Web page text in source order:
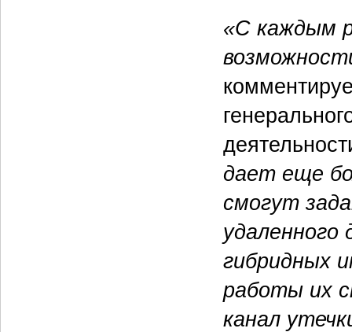
«С каждым
дает еще
смогут
гибридных
работы их
канал